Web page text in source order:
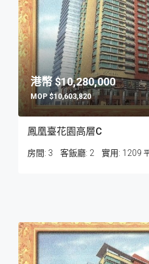
$10,280,000
$10,603,820
鳳凰臺花園高層C
房間: 3 客飯廳: 2 1209